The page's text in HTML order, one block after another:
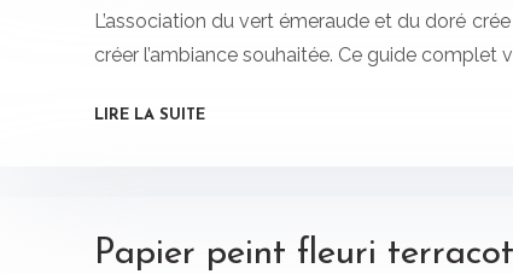
L’association du vert émeraude et du doré
créer l’ambiance souhaitée. Ce guide complet
LIRE LA SUITE
Papier peint fleuri